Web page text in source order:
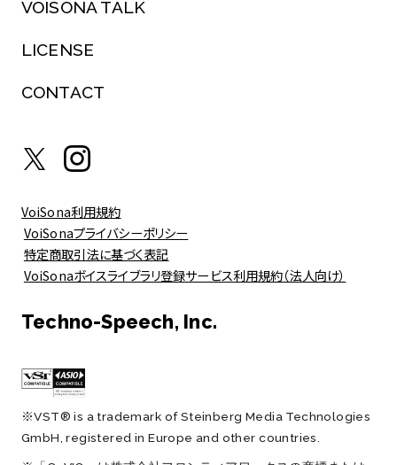
VOISONA TALK
LICENSE
CONTACT
VoiSona利用規約
VoiSonaプライバシーポリシー
特定商取引法に基づく表記
VoiSonaボイスライブラリ登録サービス利用規約（法人向け）
Techno-Speech, Inc.
※VST® is a trademark of Steinberg Media Technologies
GmbH, registered in Europe and other countries.